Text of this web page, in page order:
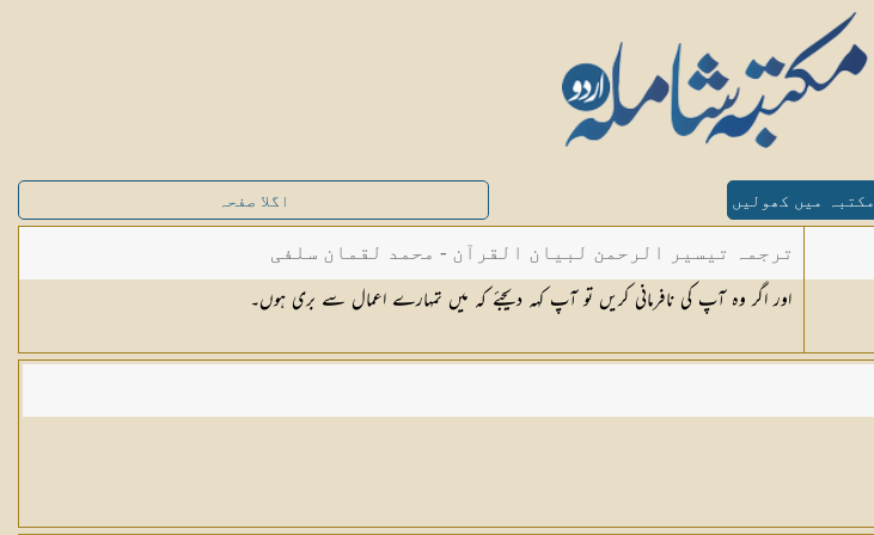
مکتبہ میں کھولیں اگلا صفحہ
ترجمہ تیسیر الرحمن لبیان القرآن - محمد لقمان سلفی
اور اگر وہ آپ کی نافرمانی کریں تو آپ کہہ دیجئے کہ میں تمہارے اعمال سے بری ہوں۔